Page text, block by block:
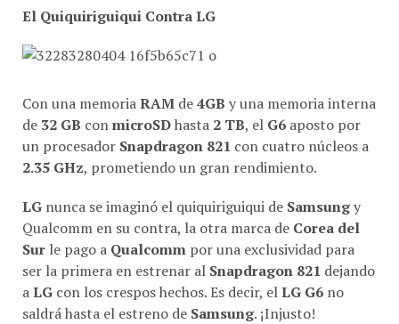
El Quiquiriguiqui Contra LG
Con una memoria RAM de4GB y una memoria interna
de 32 GB con microSDhasta 2 TB, el G6 aposto por
un procesador Snapdragon 821 con cuatro núcleos a
2.35 GHz, prometiendo un gran rendimiento.
LG nunca se imaginó el quiquiriguiqui de Samsungy
Qualcomm en su contra, la otra marca de Corea del
Sur le pago a Qualcomm por una exclusividad para
ser la primera en estrenar al Snapdragon 821 dejando
a LG con los crespos hechos. Es decir, el LG G6 no
saldrá hasta el estreno de Samsung. ¡Injusto!